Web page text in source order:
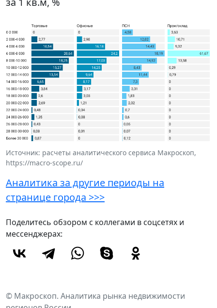
Источник: расчеты аналитического сервиса Макроскоп,
https://macro-scope.ru/
Аналитика за другие периоды на
странице города >>>
Поделитесь обзором с коллегами в соцсетях и
мессенджерах:
© Макроскоп. Аналитика рынка недвижимости